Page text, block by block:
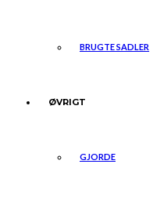
BRUGTE SADLER
ØVRIGT
GJORDE